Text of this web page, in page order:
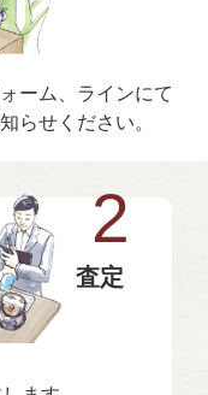
ーム、ラインにて
らせください。
2
査定